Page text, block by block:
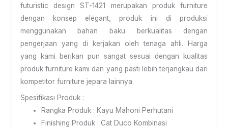
futuristic design ST-1421 merupakan produk furniture
dengan konsep elegant, produk ini di produksi
menggunakan bahan baku berkualitas dengan
pengerjaan yang di kerjakan oleh tenaga ahli. Harga
yang kami berikan pun sangat sesuai dengan kualitas
produk furniture kami dan yang pasti lebih terjangkau dari
kompetitor furniture jepara lainnya.
Spesifikasi Produk :
Rangka Produk : Kayu Mahoni Perhutani
Finishing Produk : Cat Duco Kombinasi